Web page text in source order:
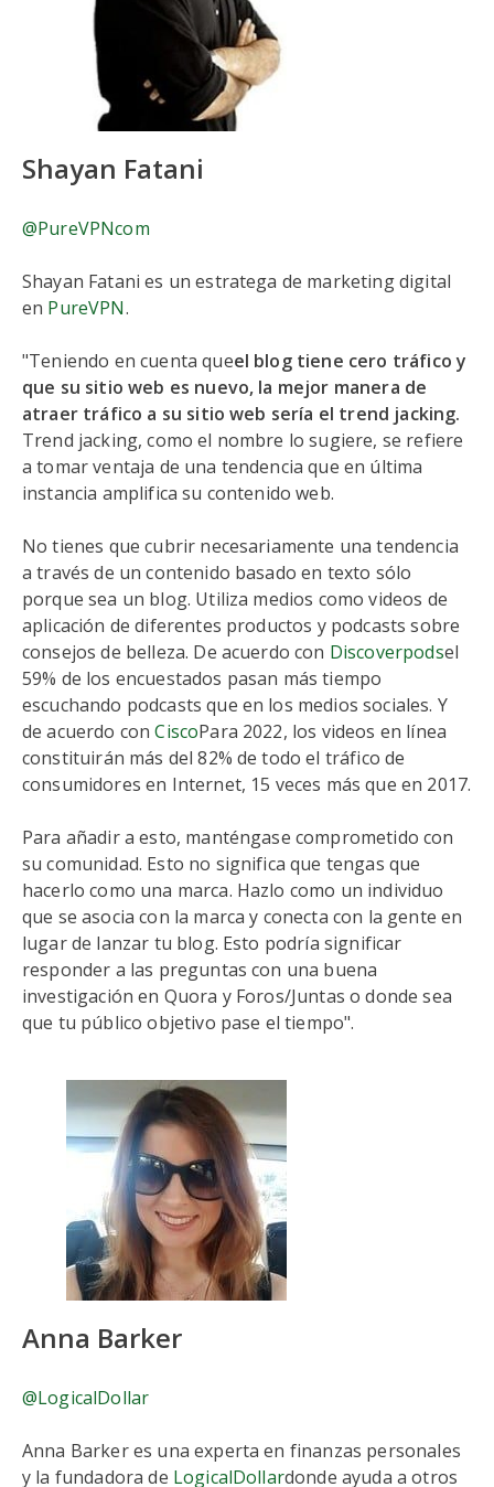
Shayan Fatani
@PureVPNcom
Shayan Fatani es un estratega de marketing digital
en PureVPN.
"Teniendo en cuenta queel blog tiene cero tráfico y
que su sitio web es nuevo, la mejor manera de
atraer tráfico a su sitio web sería el trend jacking.
Trend jacking, como el nombre lo sugiere, se refiere
a tomar ventaja de una tendencia que en última
instancia amplifica su contenido web.
No tienes que cubrir necesariamente una tendencia
a través de un contenido basado en texto sólo
porque sea un blog. Utiliza medios como videos de
aplicación de diferentes productos y podcasts sobre
consejos de belleza. De acuerdo con Discoverpodsel
59% de los encuestados pasan más tiempo
escuchando podcasts que en los medios sociales. Y
de acuerdo conCiscoPara 2022, los videos en línea
constituirán más del 82% de todo el tráfico de
consumidores en Internet, 15 veces más que en 2017.
Para añadir a esto, manténgase comprometido con
su comunidad. Esto no significa que tengas que
hacerlo como una marca. Hazlo como un individuo
que se asocia con la marca y conecta con la gente en
lugar de lanzar tu blog. Esto podría significar
responder a las preguntas con una buena
investigación en Quora y Foros/Juntas o donde sea
que tu público objetivo pase el tiempo".
Anna Barker
@LogicalDollar
Anna Barker es una experta en finanzas personales
y la fundadora de LogicalDollardonde ayuda a otros